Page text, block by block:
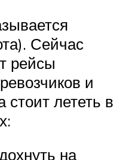
Сейчас
рейсы
и
лететь в
на